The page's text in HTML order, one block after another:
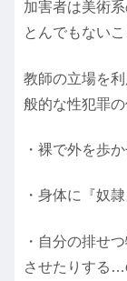
加害者は美術
とんでもない
教師の立場を
般的な性犯罪の
・裸で外を歩
・身体に『奴
・自分の排せ
させたりする